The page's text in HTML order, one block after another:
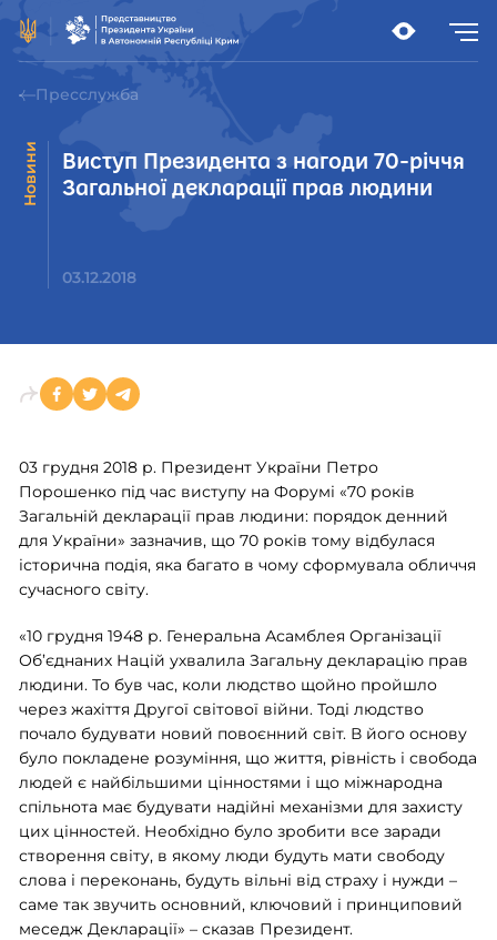
Пресслужба
Новини
Виступ Президента з нагоди 70-річчя
Загальної декларації прав людини
03.12.2018
03 грудня 2018 р. Президент України Петро
Порошенко під час виступу на Форумі «70 років
Загальній декларації прав людини: порядок денний
для України» зазначив, що 70 років тому відбулася
історична подія, яка багато в чому сформувала обличчя
сучасного світу.
«10 грудня 1948 р. Генеральна Асамблея Організації
Об’єднаних Націй ухвалила Загальну декларацію прав
людини. То був час, коли людство щойно пройшло
через жахіття Другої світової війни. Тоді людство
почало будувати новий повоєнний світ. В його основу
було покладене розуміння, що життя, рівність і свобода
людей є найбільшими цінностями і що міжнародна
спільнота має будувати надійні механізми для захисту
цих цінностей. Необхідно було зробити все заради
створення світу, в якому люди будуть мати свободу
слова і переконань, будуть вільні від страху і нужди –
саме так звучить основний, ключовий і принциповий
меседж Декларації» – сказав Президент.